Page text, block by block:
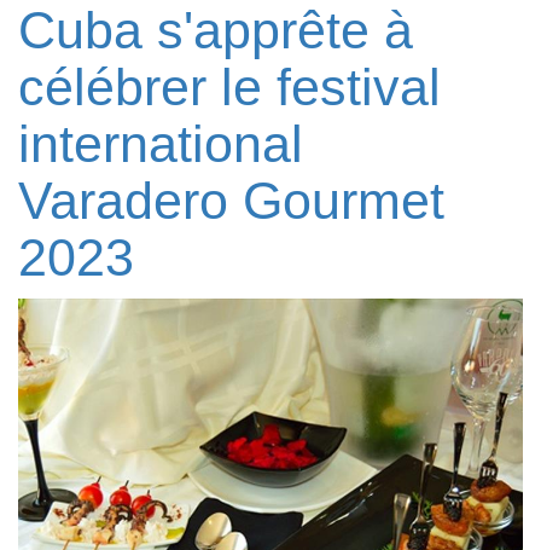
Cuba s'apprête à
célébrer le festival
international
Varadero Gourmet
2023